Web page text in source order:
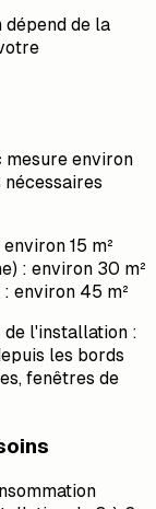
de la
mesure environ
nécessaires
15 m²
: environ 30 m²
environ 45 m²
de l'installation :
les bords
fenêtres de